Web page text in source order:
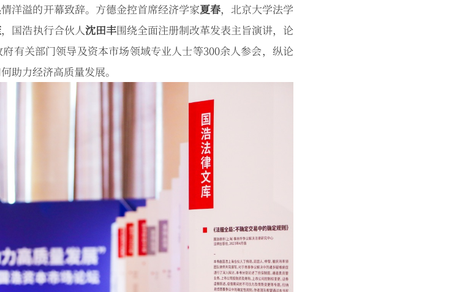
洋溢的开幕致辞。方德金控首席经济学家夏春，北京大学法学
，国浩执行合伙人沈田丰围绕全面注册制改革发表主旨演讲，论
有关部门领导及资本市场领域专业人士等300余人参会，纵论
助力经济高质量发展。